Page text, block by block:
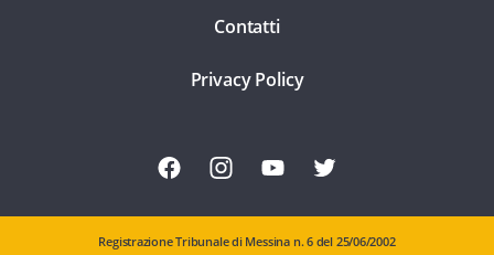
Contatti
Privacy Policy
Registrazione Tribunale di Messina n. 6 del 25/06/2002